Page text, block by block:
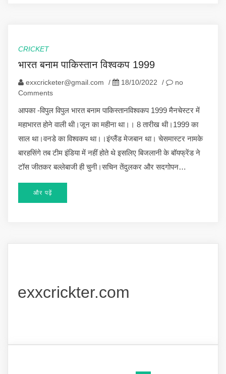
CRICKET
भारत बनाम पाकिस्तान विश्वकप 1999
exxcricketer@gmail.com / 18/10/2022 /
no
Comments
आपका -विपुल विपुल भारत बनाम पाकिस्तानविश्वकप 1999 मैनचेस्टर में
महाभारत होने वाली थी।जून का महीना था।। 8 तारीख थी।1999 का
साल था।वनडे का विश्वकप था।।इंग्लैंड मेजबान था। चेसमास्टर नामके
बारहसिंगे तब टीम इंडिया में नहीं होते थे इसलिए बिजलानी के बॉयफ्रेंड ने
टॉस जीतकर बल्लेबाजी ही चुनी।सचिन तेंदुलकर और सदगोपन…
और पढ़ें
exxcrickter.com